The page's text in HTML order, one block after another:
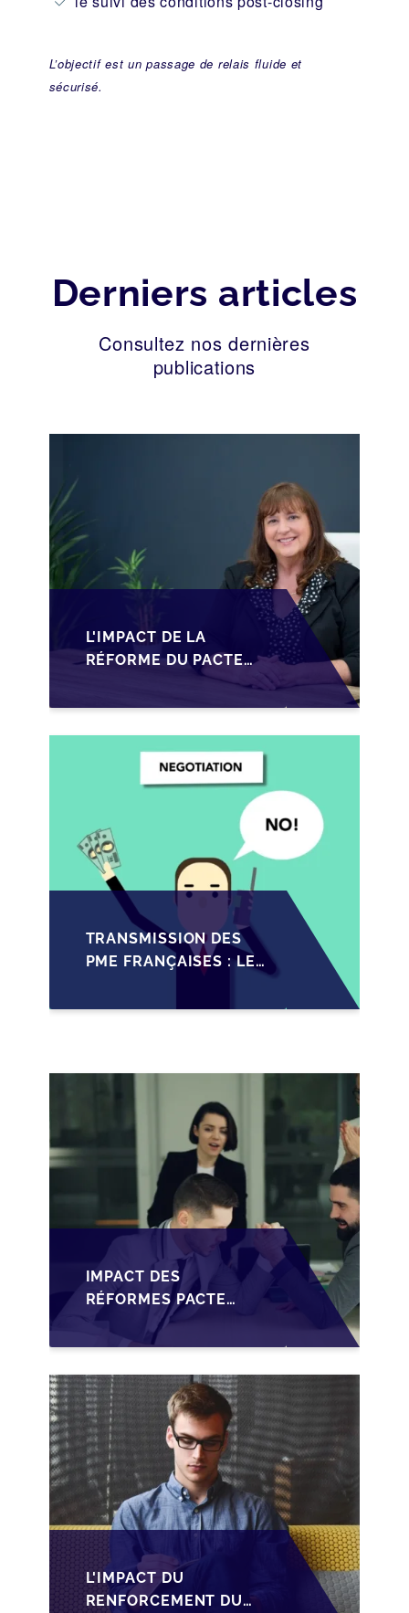
L’objectif est un passage de relais fluide et
sécurisé.
Derniers articles
Consultez nos dernières
publications
L'IMPACT DE LA
RÉFORME DU PACTE
DUTREIL SUR LA
TRANSMISSION DES
TRANSMISSION DES
PME FRANÇAISES : LES
PACTE DUTREIL
IMPACT DES
RÉFORMES PACTE
DUTREIL SUR LA
TRANSMISSION DES
L'IMPACT DU
RENFORCEMENT DU